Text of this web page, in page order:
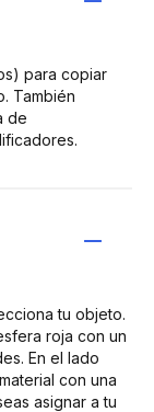
para copiar
También
de
tu objeto.
roja con un
En el lado
con una
asignar a tu